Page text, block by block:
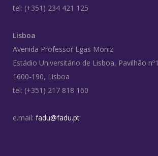
tel: (+351) 234 421 125
Lisboa
Avenida Professor Egas Moniz
Estádio Universitário de Lisboa, Pavilhão nº1
1600-190, Lisboa
tel: (+351) 217 818 160
e.mail: fadu@fadu.pt